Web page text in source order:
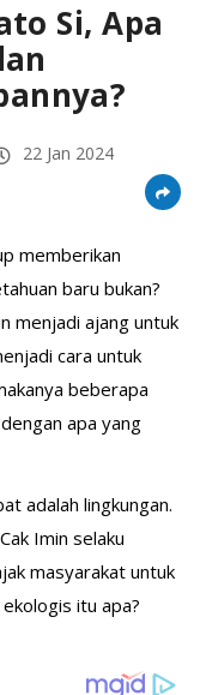
Si, Apa
22 Jan 2024
memberikan
baru bukan?
menjadi ajang untuk
cara untuk
beberapa
apa yang
adalah lingkungan.
Imin selaku
masyarakat untuk
itu apa?